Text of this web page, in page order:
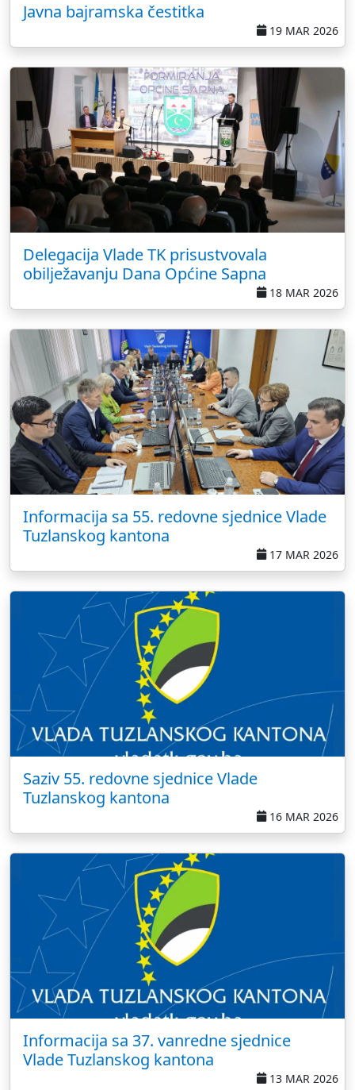
Javna bajramska čestitka
19 MAR 2026
Delegacija Vlade TK prisustvovala
obilježavanju Dana Općine Sapna
18 MAR 2026
Informacija sa 55. redovne sjednice Vlade
Tuzlanskog kantona
17 MAR 2026
Saziv 55. redovne sjednice Vlade
Tuzlanskog kantona
16 MAR 2026
Informacija sa 37. vanredne sjednice
Vlade Tuzlanskog kantona
13 MAR 2026